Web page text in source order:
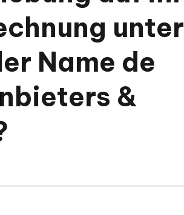
unter
Name de
&